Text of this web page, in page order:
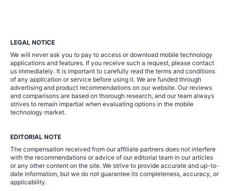
LEGAL NOTICE
We will never ask you to pay to access or download mobile technology
applications and features. If you receive such a request, please contact
us immediately. It is important to carefully read the terms and conditions
of any application or service before using it. We are funded through
advertising and product recommendations on our website. Our reviews
and comparisons are based on thorough research, and our team always
strives to remain impartial when evaluating options in the mobile
technology market.
EDITORIAL NOTE
The compensation received from our affiliate partners does not interfere
with the recommendations or advice of our editorial team in our articles
or any other content on the site. We strive to provide accurate and up-to-
date information, but we do not guarantee its completeness, accuracy, or
applicability.